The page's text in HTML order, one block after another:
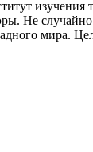
изучения
Не
мира.